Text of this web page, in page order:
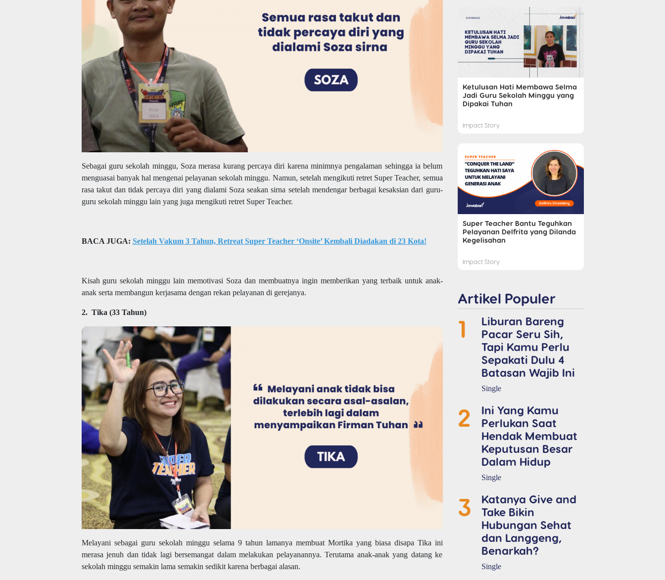
Sebagai guru sekolah minggu, Soza merasa kurang percaya diri karena minimnya pengalaman sehingga ia belum
menguasai banyak hal mengenai pelayanan sekolah minggu. Namun, setelah mengikuti retret Super Teacher, semua
rasa takut dan tidak percaya diri yang dialami Soza seakan sirna setelah mendengar berbagai kesaksian dari guru-
guru sekolah minggu lain yang juga mengikuti retret Super Teacher.
BACA JUGA: Setelah Vakum 3 Tahun, Retreat Super Teacher ‘Onsite’ Kembali Diadakan di 23 Kota!
Kisah guru sekolah minggu lain memotivasi Soza dan membuatnya ingin memberikan yang terbaik untuk anak-
anak serta membangun kerjasama dengan rekan pelayanan di gerejanya.
2. Tika (33 Tahun)
Melayani sebagai guru sekolah minggu selama 9 tahun lamanya membuat Mortika yang biasa disapa Tika ini
merasa jenuh dan tidak lagi bersemangat dalam melakukan pelayanannya. Terutama anak-anak yang datang ke
sekolah minggu semakin lama semakin sedikit karena berbagai alasan.
Ketulusan Hati Membawa Selma
Jadi Guru Sekolah Minggu yang
Dipakai Tuhan
Impact Story
Super Teacher Bantu Teguhkan
Pelayanan Delfrita yang Dilanda
Kegelisahan
Impact Story
Artikel Populer
1
Liburan Bareng
Pacar Seru Sih,
Tapi Kamu Perlu
Sepakati Dulu 4
Batasan Wajib Ini
Single
2
Ini Yang Kamu
Perlukan Saat
Hendak Membuat
Keputusan Besar
Dalam Hidup
Single
3
Katanya Give and
Take Bikin
Hubungan Sehat
dan Langgeng,
Benarkah?
Single